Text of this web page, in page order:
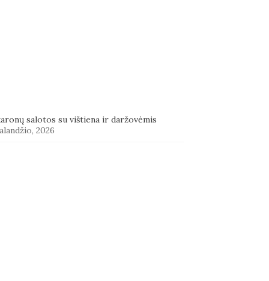
salotos su vištiena ir daržovėmis
2026